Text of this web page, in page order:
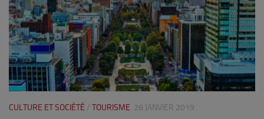
CULTURE ET SOCIÉTÉ / TOURISME 28 JANVIER 2019